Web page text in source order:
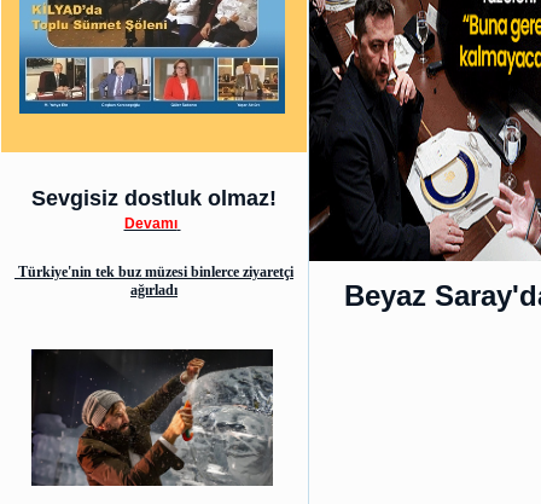
Sevgisiz dostluk olmaz!
Devamı
Türkiye'nin tek buz müzesi binlerce ziyaretçi
ağırladı
Beyaz